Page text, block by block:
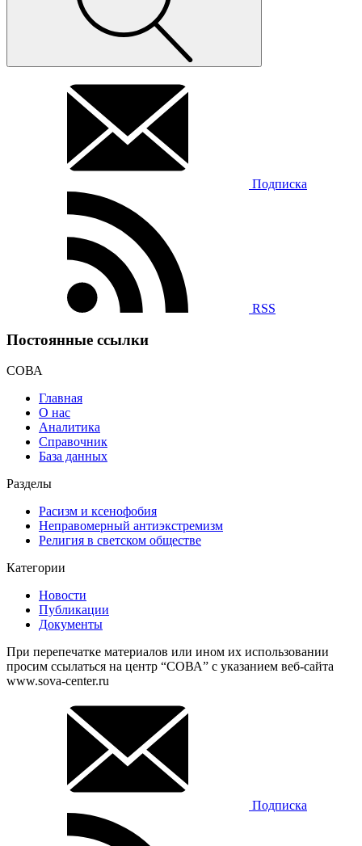
Подписка
RSS
Постоянные ссылки
СОВА
Главная
О нас
Аналитика
Справочник
База данных
Разделы
Расизм и ксенофобия
Неправомерный антиэкстремизм
Религия в светском обществе
Категории
Новости
Публикации
Документы
При перепечатке материалов или ином их использовании
просим ссылаться на центр “СОВА” с указанием веб-сайта
www.sova-center.ru
Подписка